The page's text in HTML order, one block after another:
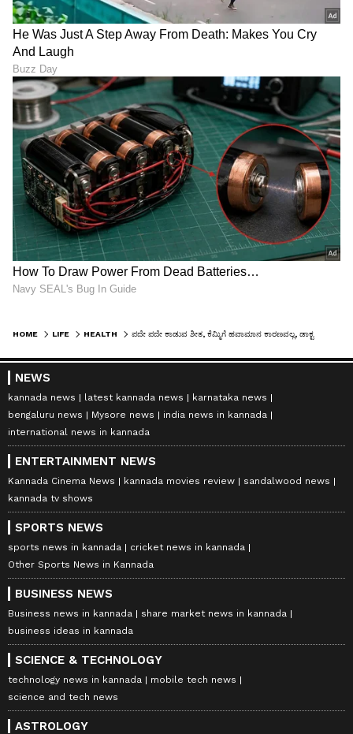
HOME LIFE HEALTH
NEWS
kannada news latest kannada news
karnataka news
bengaluru news
Mysore news
india news in kannada
international news in kannada
ENTERTAINMENT NEWS
Kannada Cinema News kannada movies review
sandalwood news
kannada tv shows
SPORTS NEWS
sports news in kannada
cricket news in kannada
Other Sports News in Kannada
BUSINESS NEWS
Business news in kannada
share market news in kannada
business ideas in kannada
SCIENCE & TECHNOLOGY
technology news in kannada
mobile tech news
science and tech news
ASTROLOGY